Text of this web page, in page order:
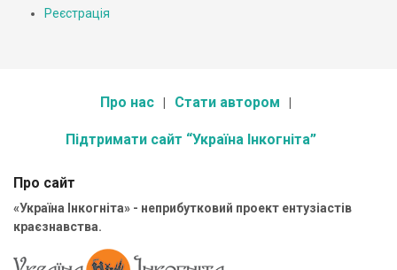
Реєстрація
Про нас Стати автором
Підтримати сайт “Україна Інкогніта”
Про сайт
«Україна Інкогніта» - неприбутковий проект ентузіастів
краєзнавства.